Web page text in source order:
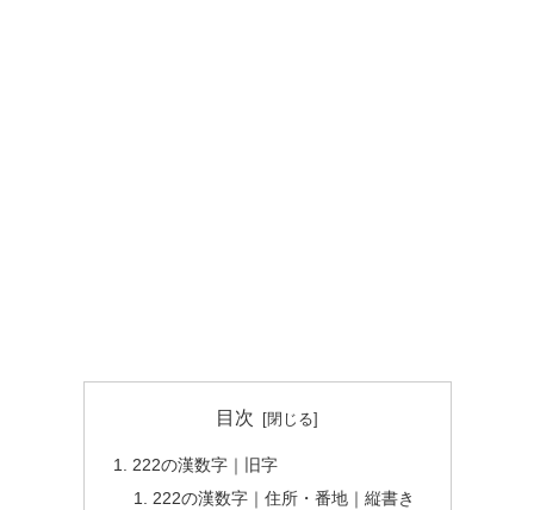
目次
222の漢数字｜旧字
222の漢数字｜住所・番地｜縦書き